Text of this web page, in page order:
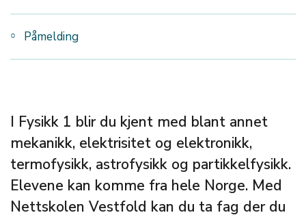
Påmelding
I Fysikk 1 blir du kjent med blant annet
mekanikk, elektrisitet og elektronikk,
termofysikk, astrofysikk og partikkelfysikk.
Elevene kan komme fra hele Norge. Med
Nettskolen Vestfold kan du ta fag der du